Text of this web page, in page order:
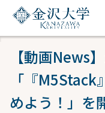
【動画News
「『
めよう！」を